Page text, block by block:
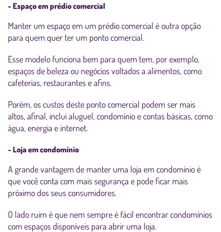
- Espaço em prédio comercial
Manter um espaço em um prédio comercial é outra opção
para quem quer ter um ponto comercial.
Esse modelo funciona bem para quem tem, por exemplo,
espaços de beleza ou negócios voltados a alimentos, como
cafeterias, restaurantes e afins.
Porém, os custos deste ponto comercial podem ser mais
altos, afinal, inclui aluguel, condomínio e contas básicas, como
água, energia e internet.
- Loja em condomínio
A grande vantagem de manter uma loja em condomínio é
que você conta com mais segurança e pode ficar mais
próximo dos seus consumidores.
O lado ruim é que nem sempre é fácil encontrar condomínios
com espaços disponíveis para abrir uma loja.